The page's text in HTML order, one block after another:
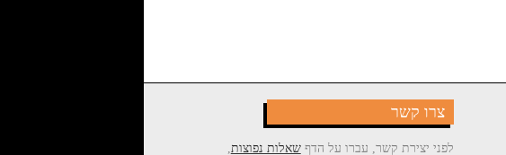
צרו קשר
לפני יצירת קשר, עברו על הדףשאלות נפוצות,